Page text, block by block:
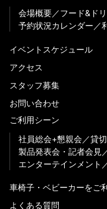
会場概要
フード&ド
予約状況カレンダー
イベントスケジュール
アクセス
スタッフ募集
お問い合わせ
ご利用シーン
社員総会+懇親会
貸
製品発表会・記者会見
エンターテインメント
車椅子・ベビーカーをご
よくある質問